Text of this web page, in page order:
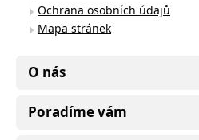
Ochrana osobních údajů
Mapa stránek
O nás
Poradíme vám